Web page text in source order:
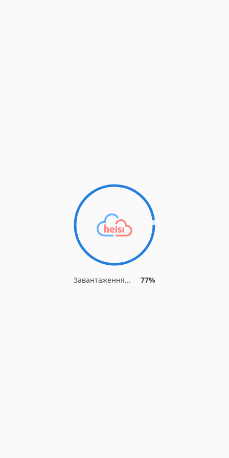
Завантаження... 77%